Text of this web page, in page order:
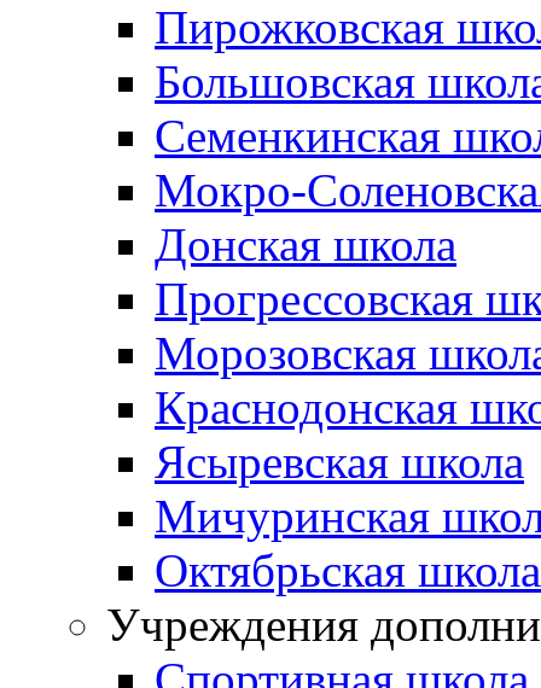
Пирожковская
Большовская
Семенкинская
Мокро-
Донская школа
Прогрессовская
Морозовская
Краснодонская
Ясыревская школа
Мичуринская
Октябрьская школа
Учреждения